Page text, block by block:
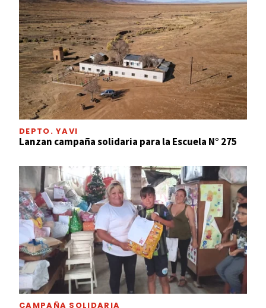
DEPTO. YAVI
Lanzan campaña solidaria para la Escuela N° 275
CAMPAÑA SOLIDARIA